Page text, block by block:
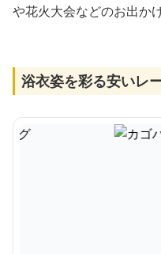
や花火大会などのお出か
浴衣姿を彩る安いレ